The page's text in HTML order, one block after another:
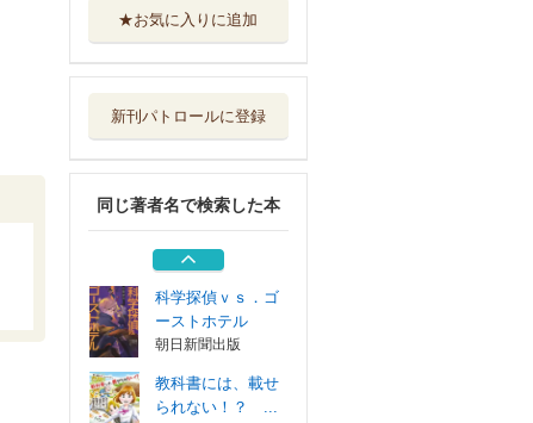
★お気に入りに追加
新刊パトロールに登録
同じ著者名で検索した本
恐怖コレクター
巻ノ２８
呪ワレタ少年 ６
どこかがおかしい
３
ＰＨＰ研究所
科学探偵ｖｓ．ゴ
ーストホテル
朝日新聞出版
教科書には、載せ
られない！？ ...